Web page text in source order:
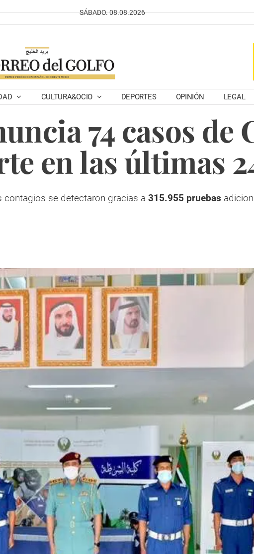
SÁBADO. 08.08.2026
CULTURA&OCIO DEPORTES OPINIÓN LEGAL
74 casos de
en las últimas
contagios se detectaron gracias a 315.955 pruebas